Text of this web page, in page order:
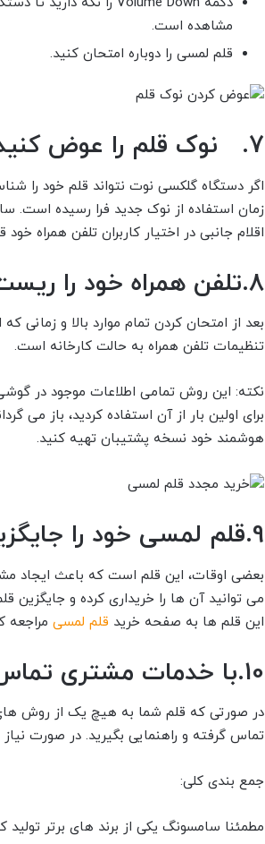
مشاهده است.
قلم لمسی را دوباره امتحان کنید.
7. نوک قلم را عوض کنید
اگر دستگاه گلکسی نوت نتواند قلم خود را
اقلام جانبی در اختیار کاربران تلفن همراه
8.تلفن همراه خود را ریست کنید
بعد از امتحان کردن تمام موارد بالا و زمانی
تنظیمات تلفن همراه به حالت کارخانه است.
نکته: این روش تمامی اطلاعات موجود در
برای اولین بار از آن استفاده کردید، باز می
هوشمند خود نسخه پشتیبان تهیه کنید.
9.قلم لمسی خود را جایگزین کنید
بعضی اوقات، این قلم است که باعث ایجاد
می توانید آن ها را خریداری کرده و جایگزین
این قلم ها به صفحه خرید قلم لمسی مراجعه
10.با خدمات مشتری تماس بگیرید
در صورتی که قلم شما به هیچ یک از روش
تماس گرفته و راهنمایی بگیرید. در صورت
جمع بندی کلی:
مطمئنا سامسونگ یکی از برند های برتر